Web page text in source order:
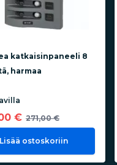
katkaisinpaneeli 8
harmaa
€ 271,00 €
Lisää ostoskoriin